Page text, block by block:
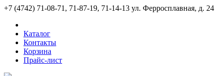
+7 (4742) 71-08-71, 71-87-19, 71-14-13 ул. Ферросплавная, д. 24
Каталог
Контакты
Корзина
Прайс-лист